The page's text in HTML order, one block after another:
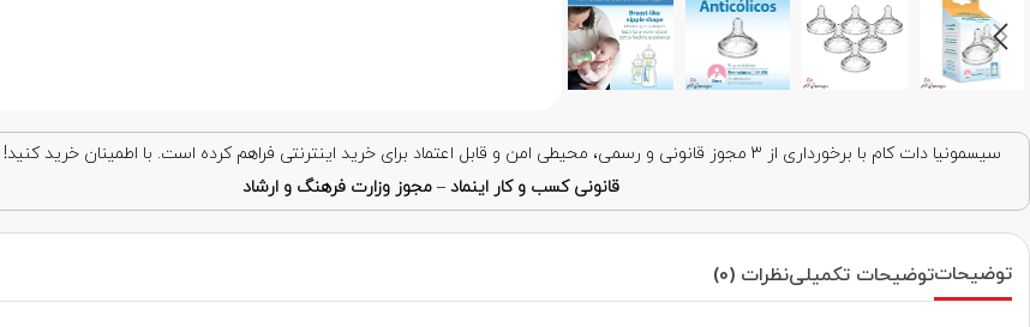
سیسمونیا دات کام با برخورداری از ۳ مجوز قانونی و رسمی، محیطی امن و قابل اعتماد برای خرید اینترنتی فراهم کرده است. با اطمینان خرید کنید!
قانونی کسب و کار اینماد– مجوز وزارت فرهنگ و ارشاد
توضیحاتتوضیحات تکمیلینظرات (0)